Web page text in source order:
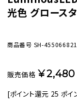
光色 グロース
商品番号 SH-
販売価格 ¥2,480
[ポイント還元 25 ポイ